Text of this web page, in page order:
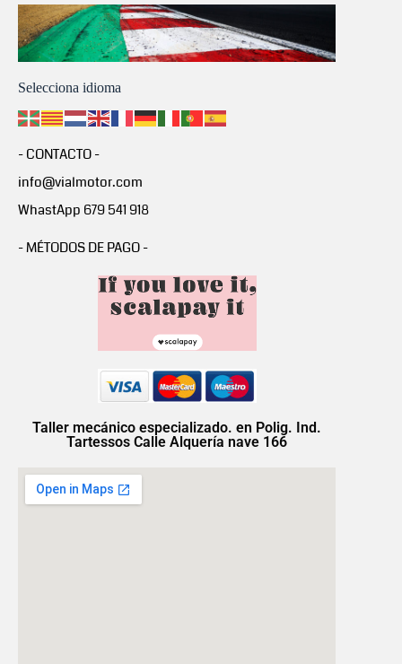
Selecciona idioma
- CONTACTO -
info@vialmotor.com
WhastApp 679 541 918
- MÉTODOS DE PAGO -
Taller mecánico especializado. en Polig. Ind.
Tartessos Calle Alquería nave 166